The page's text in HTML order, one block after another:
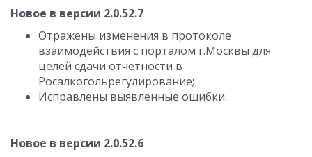
Новое в версии 2.0.52.7
Отражены изменения в протоколе
взаимодействия с порталом г.Москвы для
целей сдачи отчетности в
Росалкогольрегулирование;
Исправлены выявленные ошибки.
Новое в версии 2.0.52.6